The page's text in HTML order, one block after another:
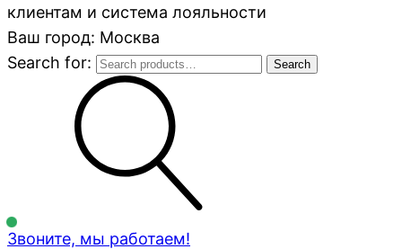
клиентам и система лояльности
Ваш город: Москва
Search for:
Search
Звоните, мы работаем!